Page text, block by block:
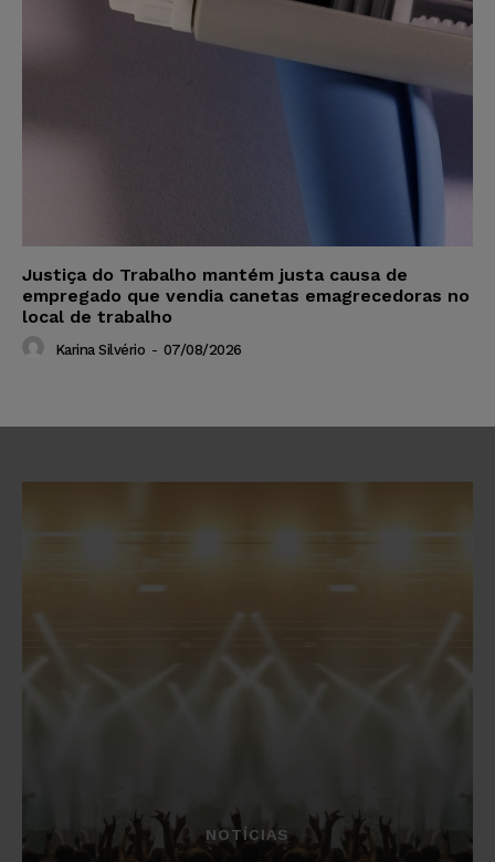
Justiça do Trabalho mantém justa causa de
empregado que vendia canetas emagrecedoras no
local de trabalho
Karina Silvério - 07/08/2026